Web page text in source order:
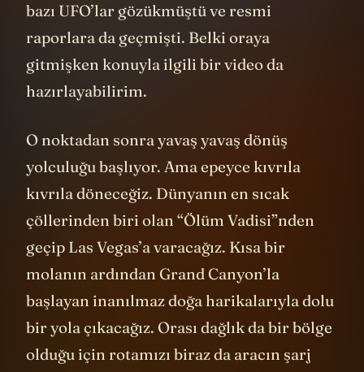
bazı UFO’lar gözükmüştü ve resmi
raporlara da geçmişti. Belki oraya
gitmişken konuyla ilgili bir video da
hazırlayabilirim.
O noktadan sonra yavaş yavaş dönüş
yolculuğu başlıyor. Ama epeyce kıvrıla
kıvrıla döneceğiz. Dünyanın en sıcak
çöllerinden biri olan “Ölüm Vadisi”nden
geçip Las Vegas’a varacağız. Kısa bir
molanın ardından Grand Canyon’la
başlayan inanılmaz doğa harikalarıyla dolu
bir yola çıkacağız. Orası dağlık da bir bölge
olduğu için rotamızı biraz da aracın şarj